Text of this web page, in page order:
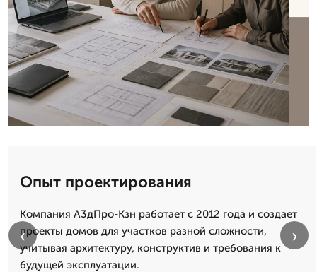
Опыт проектирования
Компания А3дПро-Кзн работает с 2012 года и создает
проекты домов для участков разной сложности,
учитывая архитектуру, конструктив и требования к
будущей эксплуатации.
‹ ›